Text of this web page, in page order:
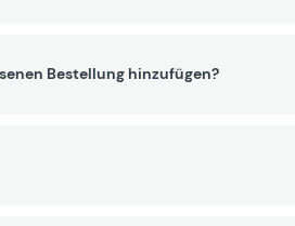
Bestellung hinzufügen?